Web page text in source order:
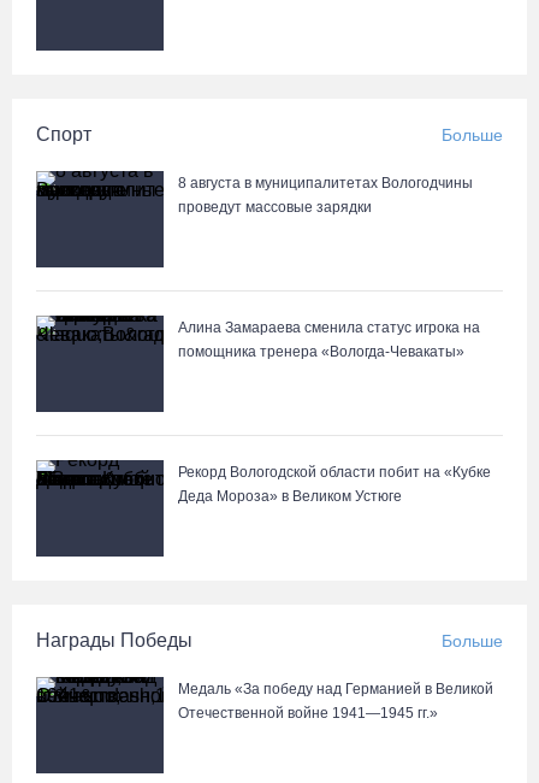
Спорт Больше
8 августа в муниципалитетах Вологодчины
проведут массовые зарядки
Алина Замараева сменила статус игрока на
помощника тренера «Вологда-Чевакаты»
Рекорд Вологодской области побит на «Кубке
Деда Мороза» в Великом Устюге
Награды Победы Больше
Медаль «За победу над Германией в Великой
Отечественной войне 1941—1945 гг.»